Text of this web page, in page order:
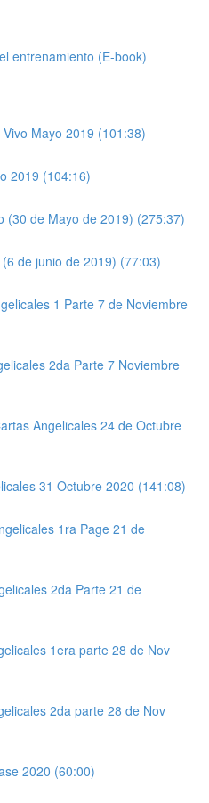
entrenamiento (E-book)
Mayo 2019 (101:38)
2019 (104:16)
(30 de Mayo de 2019) (275:37)
de junio de 2019) (77:03)
1 Parte 7 de Noviembre
2da Parte 7 Noviembre
Angelicales 24 de Octubre
31 Octubre 2020 (141:08)
1ra Page 21 de
2da Parte 21 de
1era parte 28 de Nov
2da parte 28 de Nov
2020 (60:00)